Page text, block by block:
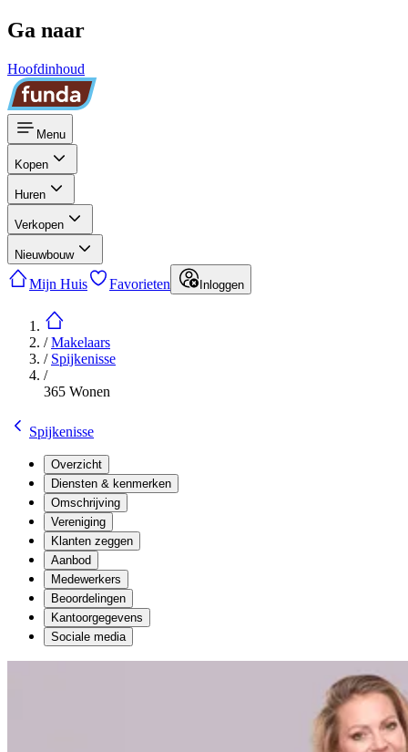
Ga naar
Hoofdinhoud
Menu
Kopen
Huren
Verkopen
Nieuwbouw
Mijn Huis Favorieten Inloggen
/Makelaars
/ Spijkenisse
/
365 Wonen
Spijkenisse
Overzicht
Diensten & kenmerken
Omschrijving
Vereniging
Klanten zeggen
Aanbod
Medewerkers
Beoordelingen
Kantoorgegevens
Sociale media